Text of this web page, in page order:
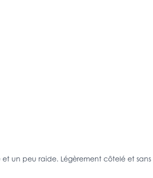
et un peu raide. Légèrement côtelé et